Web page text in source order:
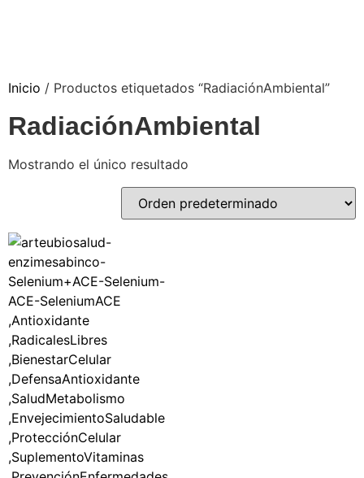
Inicio / Productos etiquetados “RadiaciónAmbiental”
RadiaciónAmbiental
Mostrando el único resultado